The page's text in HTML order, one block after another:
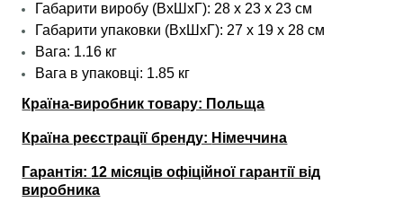
Габарити виробу (ВхШхГ): 28 x 23 х 23 см
Габарити упаковки (ВхШхГ): 27 х 19 х 28 см
Вага: 1.16 кг
Вага в упаковці: 1.85 кг
Країна-виробник товару: Польща
Країна реєстрації бренду: Німеччина
Гарантія: 12 місяців офіційної гарантії від
виробника